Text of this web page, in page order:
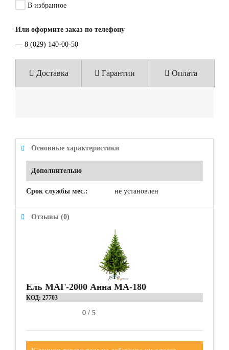
В избранное
Или оформите заказ по телефону
— 8 (029) 140-00-50
Доставка Гарантии Оплата
Основные характеристики
Дополнительно
Срок службы мес.: не установлен
Отзывы (0)
Ель МАГ-2000 Анна МА-180
КОД: 27703
0 / 5